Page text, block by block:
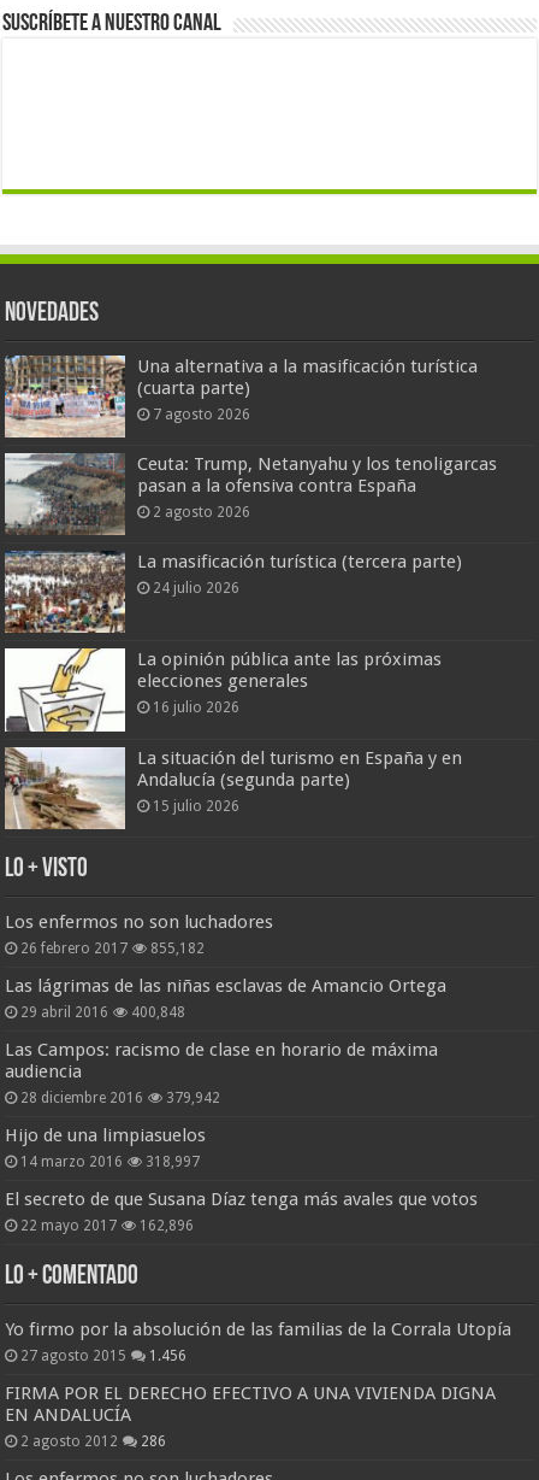
Suscríbete a nuestro canal
Novedades
Una alternativa a la masificación turística
(cuarta parte)
7 agosto 2026
Ceuta: Trump, Netanyahu y los tenoligarcas
pasan a la ofensiva contra España
2 agosto 2026
La masificación turística (tercera parte)
24 julio 2026
La opinión pública ante las próximas
elecciones generales
16 julio 2026
La situación del turismo en España y en
Andalucía (segunda parte)
15 julio 2026
Lo + Visto
Los enfermos no son luchadores
26 febrero 2017 855,182
Las lágrimas de las niñas esclavas de Amancio Ortega
29 abril 2016 400,848
Las Campos: racismo de clase en horario de máxima
audiencia
28 diciembre 2016 379,942
Hijo de una limpiasuelos
14 marzo 2016 318,997
El secreto de que Susana Díaz tenga más avales que votos
22 mayo 2017 162,896
Lo + Comentado
Yo firmo por la absolución de las familias de la Corrala Utopía
27 agosto 2015 1.456
FIRMA POR EL DERECHO EFECTIVO A UNA VIVIENDA DIGNA
EN ANDALUCÍA
2 agosto 2012 286